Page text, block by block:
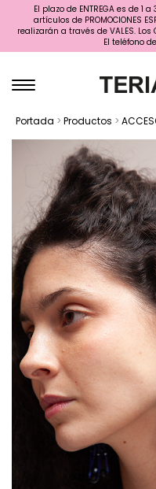
El plazo de ENTREGA es de 1
artículos de PROMOCIONES
realizarán a través de VALES. Los
El teléfono
Portada > Productos >